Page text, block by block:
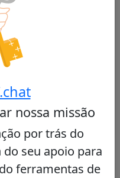
Verde
encontrado
consistório
nossa missão
por trás do
do seu apoio para
ferramentas de